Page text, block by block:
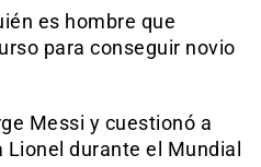
es hombre que
para conseguir novio
Messi y cuestionó a
durante el Mundial